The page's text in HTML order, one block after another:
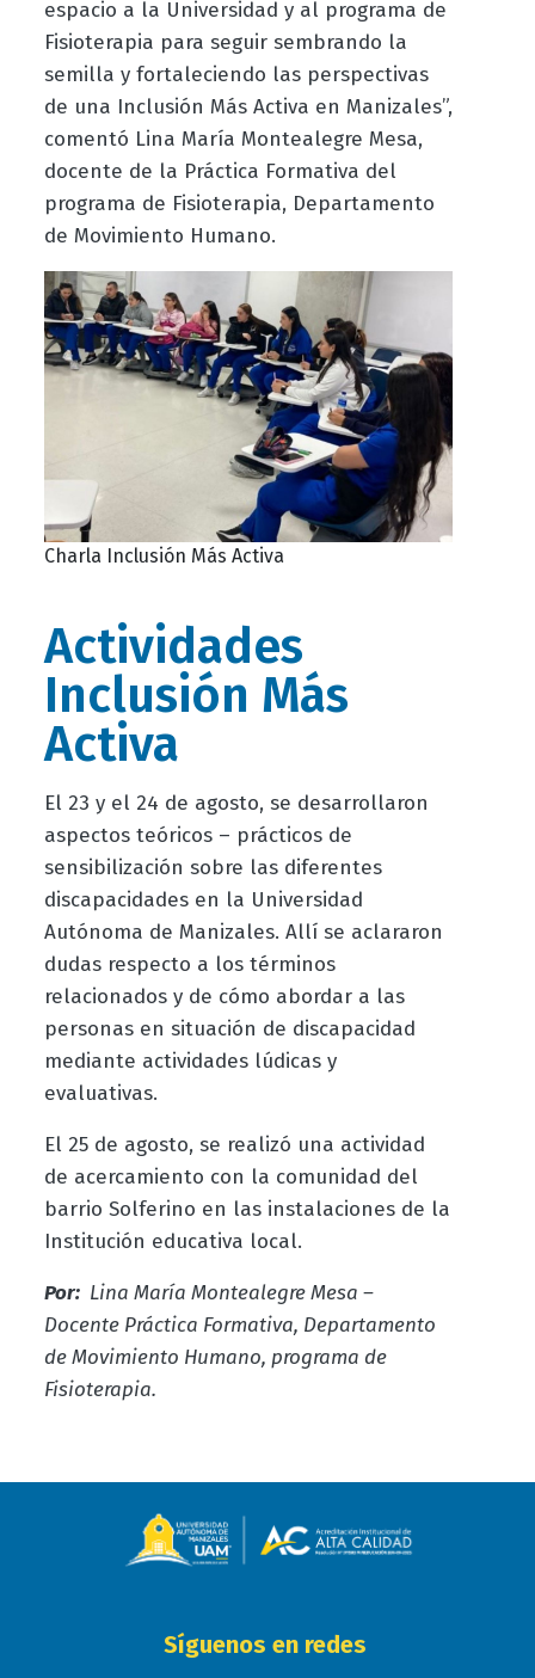
espacio a la Universidad y al programa de
Fisioterapia para seguir sembrando la
semilla y fortaleciendo las perspectivas
de una Inclusión Más Activa en Manizales”,
comentó Lina María Montealegre Mesa,
docente de la Práctica Formativa del
programa de Fisioterapia, Departamento
de Movimiento Humano.
Charla Inclusión Más Activa
Actividades
Inclusión Más
Activa
El 23 y el 24 de agosto, se desarrollaron
aspectos teóricos – prácticos de
sensibilización sobre las diferentes
discapacidades en la Universidad
Autónoma de Manizales. Allí se aclararon
dudas respecto a los términos
relacionados y de cómo abordar a las
personas en situación de discapacidad
mediante actividades lúdicas y
evaluativas.
El 25 de agosto, se realizó una actividad
de acercamiento con la comunidad del
barrio Solferino en las instalaciones de la
Institución educativa local.
Por: Lina María Montealegre Mesa –
Docente Práctica Formativa, Departamento
de Movimiento Humano, programa de
Fisioterapia.
Síguenos en redes